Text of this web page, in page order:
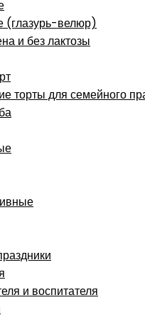
(глазурь-велюр)
и без лактозы
торты для семейного
и воспитателя